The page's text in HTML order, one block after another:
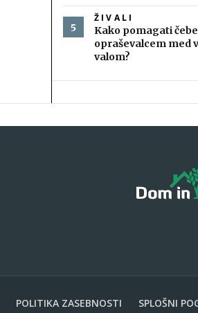
ŽIVALI
Kako pomagati
opraševalcem med
valom?
POLITIKA ZASEBNOSTI SPLOŠNI